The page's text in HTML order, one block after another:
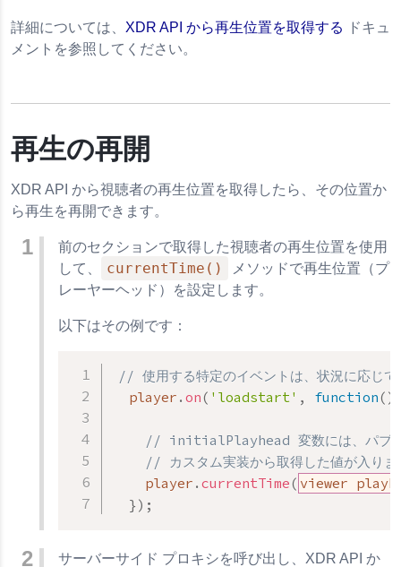
詳細については、 XDR API から再生位置を取得する
ドキュ
メントを参照してください。
再生の再開
XDR API から視聴者の再生位置を取得したら、その位置か
ら再生を再開できます。
前のセクションで取得した視聴者の再生位置を使用
して、
currentTime()
メソッドで再生位置（プ
レーヤーヘッド）を設定します。
以下はその例です：
// 使用する特定のイベントは、状況に応じて
  player
. on( 'loadstart' , function( )
// initialPlayhead 変数には、パブリ
// カスタム実装から取得した値が入りま
    player
. currentTime( viewer
}) ;
サーバーサイド プロキシを呼び出し、XDR API か